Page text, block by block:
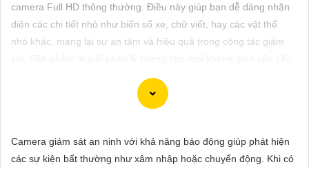
camera Full HD thông thường. Điều này giúp bạn dễ dàng nhận
diện các chi tiết nhỏ như biển số xe, chữ viết, hay các vật thể
nhỏ khác, mang lại sự an tâm và hiệu quả trong công tác giám
Camera giám sát an ninh với khả năng báo động giúp phát hiện
các sự kiện bất thường như xâm nhập hoặc chuyển động. Khi có